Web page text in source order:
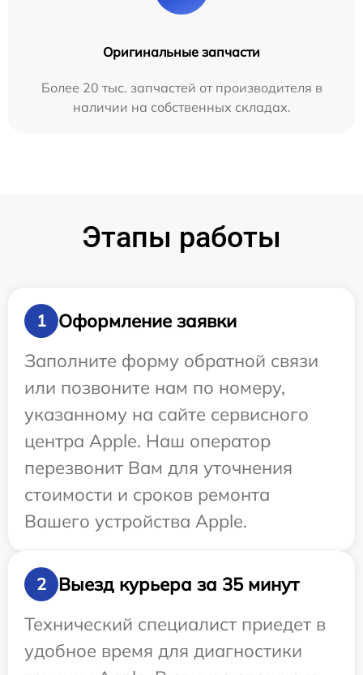
Оригинальные запчасти
Более 20 тыс. запчастей от производителя в
наличии на собственных складах.
Этапы работы
1
Оформление заявки
Заполните форму обратной связи
или позвоните нам по номеру,
указанному на сайте сервисного
центра Apple. Наш оператор
перезвонит Вам для уточнения
стоимости и сроков ремонта
Вашего устройства Apple.
2
Выезд курьера за 35 минут
Технический специалист приедет в
удобное время для диагностики